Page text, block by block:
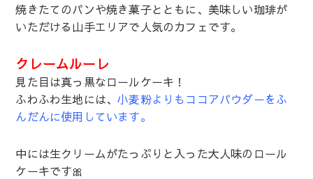
焼きたてのパンや焼き菓子とともに、美味しい珈琲が
いただける山手エリアで人気のカフェです。
クレームルーレ
見た目は真っ黒なロールケーキ！
ふわふわ生地には、小麦粉よりもココアパウダーをふ
んだんに使用しています。
中には生クリームがたっぷりと入った大人味のロール
ケーキです🎀